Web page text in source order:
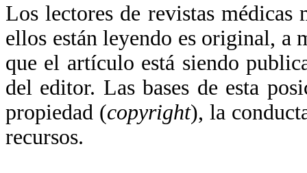
Los lectores de revistas médicas
ellos están leyendo es original, a
que el artículo está siendo
del editor. Las bases de esta
propiedad (copyright), la
recursos.